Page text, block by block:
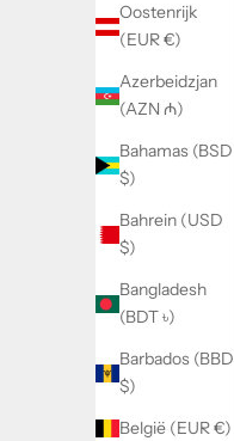
Oostenrijk
(EUR €)
Azerbeidzjan
(AZN ₼)
Bahamas (BSD
$)
Bahrein (USD
$)
Bangladesh
(BDT ৳)
Barbados (BBD
$)
België (EUR €)